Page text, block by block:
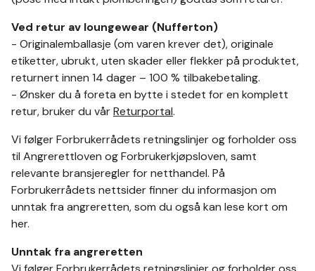
Ved retur av loungewear (Nufferton)
- Originalemballasje (om varen krever det), originale
etiketter, ubrukt, uten skader eller flekker på produktet,
returnert innen 14 dager – 100 % tilbakebetaling.
- Ønsker du å foreta en bytte i stedet for en komplett
retur, bruker du vårReturportal.
Vi følger Forbrukerrådets retningslinjer og forholder oss
til Angrerettloven og Forbrukerkjøpsloven, samt
relevante bransjeregler for netthandel. På
Forbrukerrådets nettsider finner du informasjon om
unntak fra angreretten, som du også kan lese kort om
her.
Unntak fra angreretten